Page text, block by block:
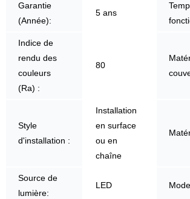
Garantie
(Année):
5 ans
Indice de
rendu des
couleurs
(Ra) :
80
Style
d'installation :
Installation
en surface
ou en
chaîne
Source de
lumière:
LED